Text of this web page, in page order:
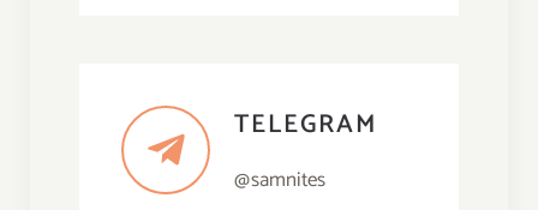
TELEGRAM
@samnites